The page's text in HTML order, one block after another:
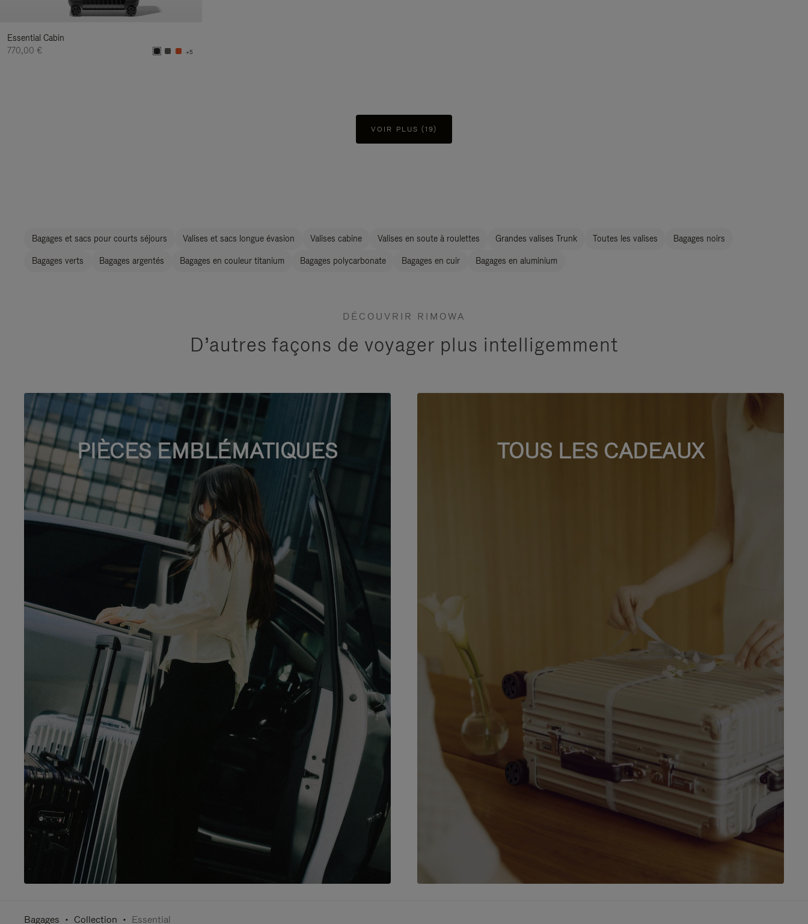
Essential Cabin
770,00 €
+5
VOIR PLUS (19)
Bagages et sacs pour courts séjours Valises et sacs longue évasion Valises cabine Valises en soute à roulettes Grandes valises Trunk Toutes les valises Bagages noirs
Bagages verts Bagages argentés Bagages en couleur titanium Bagages polycarbonate Bagages en cuir Bagages en aluminium
DÉCOUVRIR RIMOWA
D’autres façons de voyager plus intelligemment
PIÈCES EMBLÉMATIQUES TOUS LES CADEAUX
Bagages Collection Essential